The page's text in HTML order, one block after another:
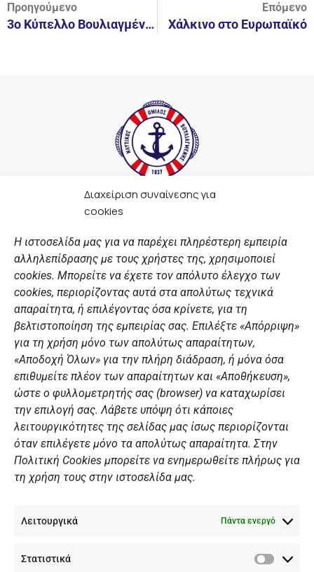
Διαχείριση συναίνεσης για
cookies
Η ιστοσελίδα μας για να παρέχει πληρέστερη εμπειρία
αλληλεπίδρασης με τους χρήστες της, χρησιμοποιεί
cookies. Μπορείτε να έχετε τον απόλυτο έλεγχο των
cookies, περιορίζοντας αυτά στα απολύτως τεχνικά
απαραίτητα, ή επιλέγοντας όσα κρίνετε, για τη
βελτιστοποίηση της εμπειρίας σας. Επιλέξτε «Απόρριψη»
για τη χρήση μόνο των απολύτως απαραίτητων,
«Αποδοχή Όλων» για την πλήρη διάδραση, ή μόνα όσα
επιθυμείτε πλέον των απαραίτητων και «Αποθήκευση»,
ώστε ο φυλλομετρητής σας (browser) να καταχωρίσει
την επιλογή σας. Λάβετε υπόψη ότι κάποιες
λειτουργικότητες της σελίδας μας ίσως περιορίζονται
όταν επιλέγετε μόνο τα απολύτως απαραίτητα. Στην
Πολιτική Cookies μπορείτε να ενημερωθείτε πλήρως για
τη χρήση τους στην ιστοσελίδα μας.
Λειτουργικά Πάντα ενεργό
Στατιστικά
Προηγούμενο
3o Κύπελλο Βουλιαγμένης Wakeboard 2016.
Επόμενο
Χάλκινο στο Ευρωπαϊκό
F
a
e
b
o
o
k
t
a
g
r
a
m
t
u
b
e
n
k
e
d
i
n
ΣΎΝΔΕΣΜΟΙ
Αθλητικές σχολές
Διάπλους
Χορηγοί
Summer Camp
ΠΡΟΣΩΠΙΚΑ ΔΕΔΟΜΕΝΑ
Πολιτική Ιστοσελίδας
Πολιτική Cookies Iστοσελίδας
Γενική Πολιτική ΝΟΒ
Ενημέρωση Summer Camp
ΕΠΙΚΟΙΝΩΝΊΑ